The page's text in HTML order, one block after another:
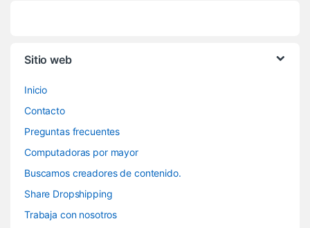
Sitio web
Inicio
Contacto
Preguntas frecuentes
Computadoras por mayor
Buscamos creadores de contenido.
Share Dropshipping
Trabaja con nosotros